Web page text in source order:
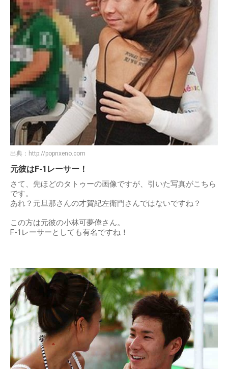
出典： http://popnxeno.com
元彼はF-1レーサー！
さて、先ほどのタトゥーの画像ですが、引いた写真がこちら
です。
あれ？元旦那さんの才賀紀左衛門さんではないですね？
この方は元彼の小林可夢偉さん。
F-1レーサーとしても有名ですね！